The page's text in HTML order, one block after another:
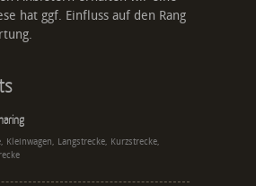
hat ggf. Einfluss auf den Rang
Kleinwagen, Langstrecke, Kurzstrecke,